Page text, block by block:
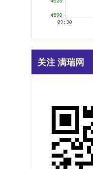
关注 满瑞网